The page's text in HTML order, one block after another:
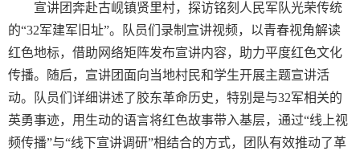
宣讲团奔赴古岘镇贤里村，探访铭刻人民军队光荣传统
的“32军建军旧址”。队员们录制宣讲视频，以青春视角解读
红色地标，借助网络矩阵发布宣讲内容，助力平度红色文化
传播。随后，宣讲团面向当地村民和学生开展主题宣讲活
动。队员们详细讲述了胶东革命历史，特别是与32军相关的
英勇事迹，用生动的语言将红色故事带入基层，通过“线上视
频传播”与“线下宣讲调研”相结合的方式，团队有效推动了革